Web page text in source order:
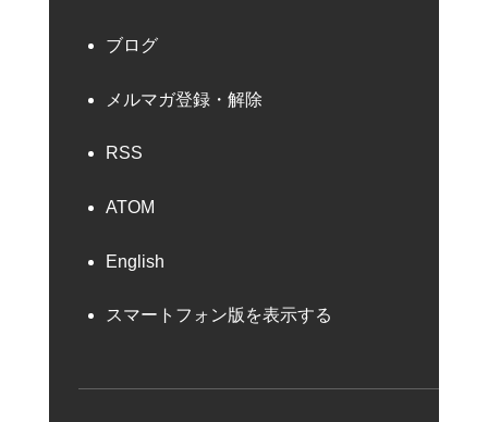
ブログ
メルマガ登録・解除
RSS
ATOM
English
スマートフォン版を表示する